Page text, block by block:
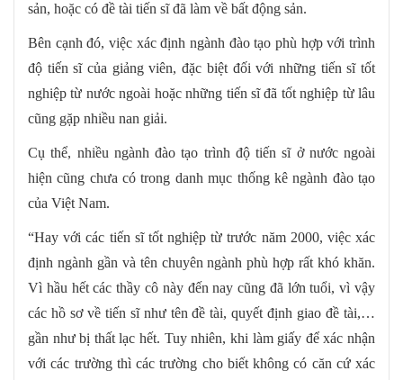
sản, hoặc có đề tài tiến sĩ đã làm về bất động sản.
Bên cạnh đó, việc xác định ngành đào tạo phù hợp với trình
độ tiến sĩ của giảng viên, đặc biệt đối với những tiến sĩ tốt
nghiệp từ nước ngoài hoặc những tiến sĩ đã tốt nghiệp từ lâu
cũng gặp nhiều nan giải.
Cụ thể, nhiều ngành đào tạo trình độ tiến sĩ ở nước ngoài
hiện cũng chưa có trong danh mục thống kê ngành đào tạo
của Việt Nam.
“Hay với các tiến sĩ tốt nghiệp từ trước năm 2000, việc xác
định ngành gần và tên chuyên ngành phù hợp rất khó khăn.
Vì hầu hết các thầy cô này đến nay cũng đã lớn tuổi, vì vậy
các hồ sơ về tiến sĩ như tên đề tài, quyết định giao đề tài,…
gần như bị thất lạc hết. Tuy nhiên, khi làm giấy để xác nhận
với các trường thì các trường cho biết không có căn cứ xác